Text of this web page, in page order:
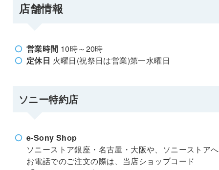
店舗情報
営業時間 10時～20時
定休日 火曜日(祝祭日は営業)第一水曜日
ソニー特約店
e-Sony Shop
ソニーストア銀座・名古屋・大阪や、ソニーストア
お電話でのご注文の際は、当店ショップコード